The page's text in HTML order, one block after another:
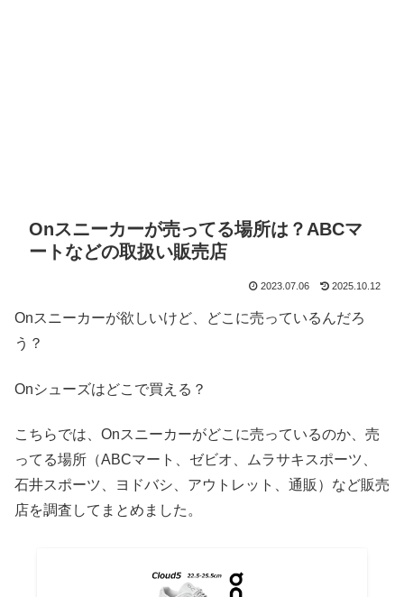
Onスニーカーが売ってる場所は？ABCマ
ートなどの取扱い販売店
2023.07.06 2025.10.12
Onスニーカーが欲しいけど、どこに売っているんだろ
う？
Onシューズはどこで買える？
こちらでは、Onスニーカーがどこに売っているのか、売
ってる場所（ABCマート、ゼビオ、ムラサキスポーツ、
石井スポーツ、ヨドバシ、アウトレット、通販）など販売
店を調査してまとめました。